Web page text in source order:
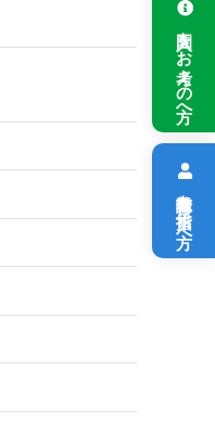
入園をお考えの方へ
保育教諭を目指す方へ